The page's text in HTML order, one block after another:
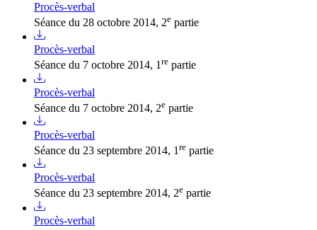
Procès-verbal
Séance du 28 octobre 2014, 2e partie
Procès-verbal
Séance du 7 octobre 2014, 1re partie
Procès-verbal
Séance du 7 octobre 2014, 2e partie
Procès-verbal
Séance du 23 septembre 2014, 1 re partie
Procès-verbal
Séance du 23 septembre 2014, 2e partie
Procès-verbal